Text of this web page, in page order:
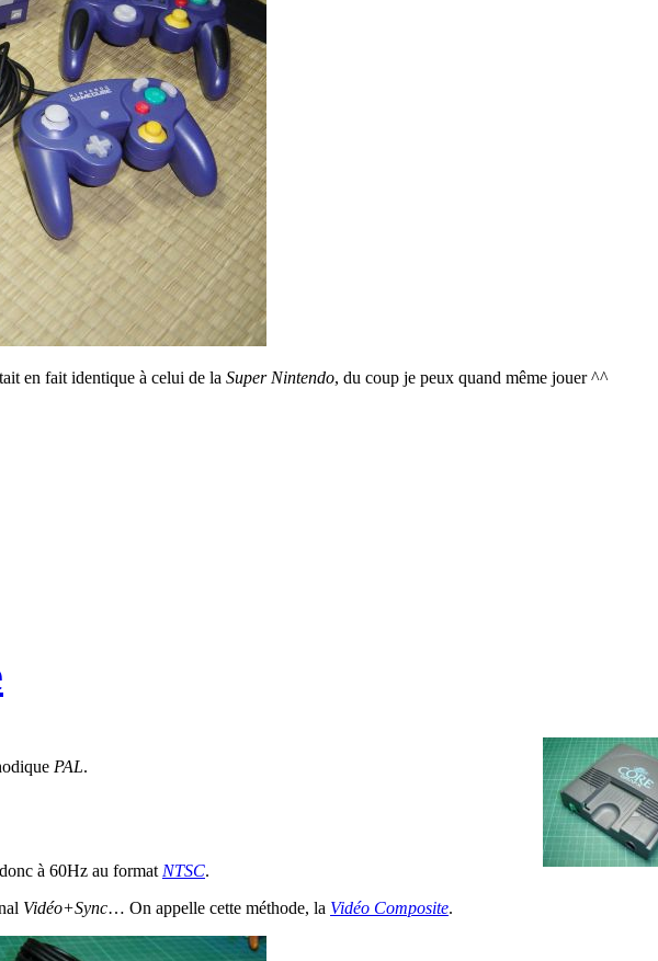
en fait identique à celui de la Super Nintendo, du coup je peux quand même jouer ^^
PAL.
à 60Hz au formatNTSC.
Vidéo+Sync… On appelle cette méthode, la Vidéo Composite.